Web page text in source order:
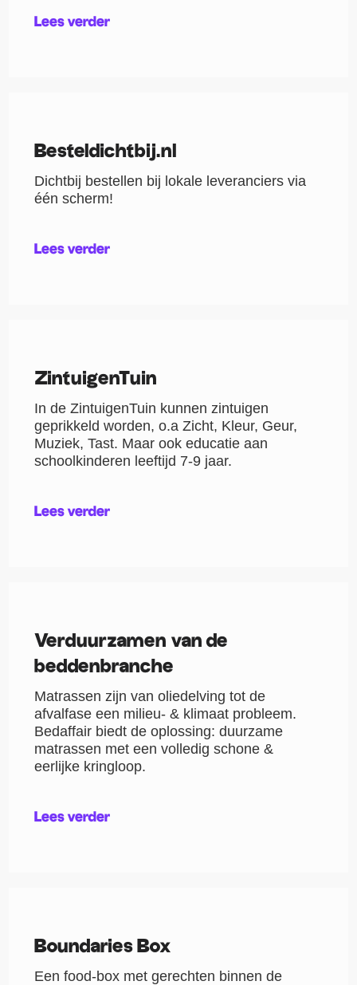
Lees verder
Besteldichtbij.nl
Dichtbij bestellen bij lokale leveranciers via
één scherm!
Lees verder
ZintuigenTuin
In de ZintuigenTuin kunnen zintuigen
geprikkeld worden, o.a Zicht, Kleur, Geur,
Muziek, Tast. Maar ook educatie aan
schoolkinderen leeftijd 7-9 jaar.
Lees verder
Verduurzamen van de
beddenbranche
Matrassen zijn van oliedelving tot de
afvalfase een milieu- & klimaat probleem.
Bedaffair biedt de oplossing: duurzame
matrassen met een volledig schone &
eerlijke kringloop.
Lees verder
Boundaries Box
Een food-box met gerechten binnen de